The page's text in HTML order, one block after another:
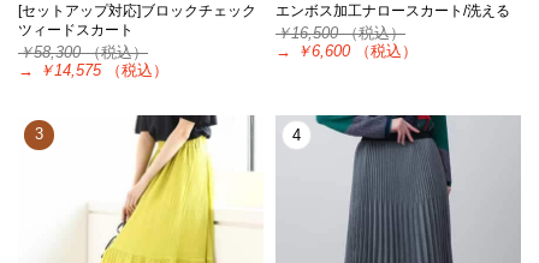
[セットアップ対応]ブロックチェック
ツィードスカート
￥58,300（税込）
→
￥14,575 （税込）
エンボス加工ナロースカート/洗える
￥16,500（税込）
→
￥6,600 （税込）
3 4